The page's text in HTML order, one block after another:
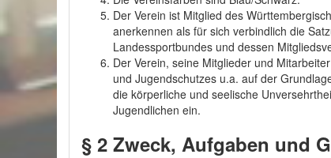
Der Verein ist Mitglied des
anerkennen als für sich verbindlich die
Landessportbundes und dessen
Der Verein, seine Mitglieder und
und Jugendschutzes u.a. auf der
die körperliche und seelische
Jugendlichen ein.
§ 2 Zweck, Aufgaben und